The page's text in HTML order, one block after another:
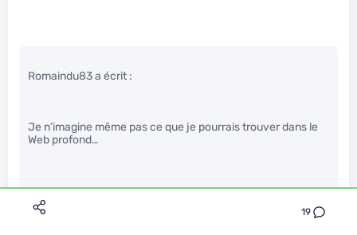
19
Romaindu83 a écrit :
Je n’imagine même pas ce que je pourrais trouver dans le
Web profond…
Pour la santé mentale, vaut mieux pas essayer de